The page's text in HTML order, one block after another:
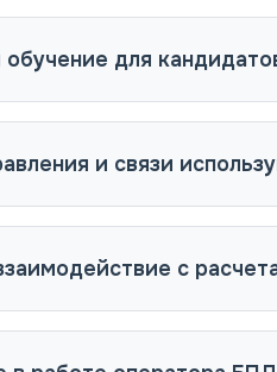
для
и связи
с